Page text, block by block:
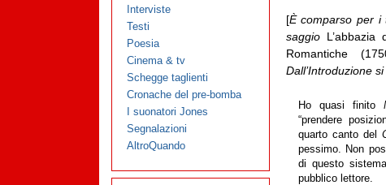
[È comparso per i
saggio
Romantiche
Dall’Introduzione
Ho quasi finito
“prendere
quarto canto del
pessimo. Non
di questo
pubblico lettore.
Interviste
Testi
Poesia
Cinema & tv
Schegge taglienti
Cronache del pre-bomba
I suonatori Jones
Segnalazioni
AltroQuando